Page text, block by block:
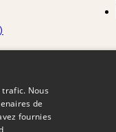
Nous
de
fournies